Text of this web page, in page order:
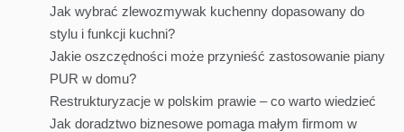
Jak wybrać zlewozmywak kuchenny dopasowany do
stylu i funkcji kuchni?
Jakie oszczędności może przynieść zastosowanie piany
PUR w domu?
Restrukturyzacje w polskim prawie – co warto wiedzieć
Jak doradztwo biznesowe pomaga małym firmom w